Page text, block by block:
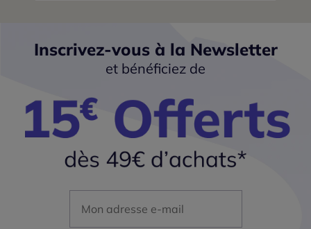
Inscrivez-vous à la Newsletter
et bénéficiez de